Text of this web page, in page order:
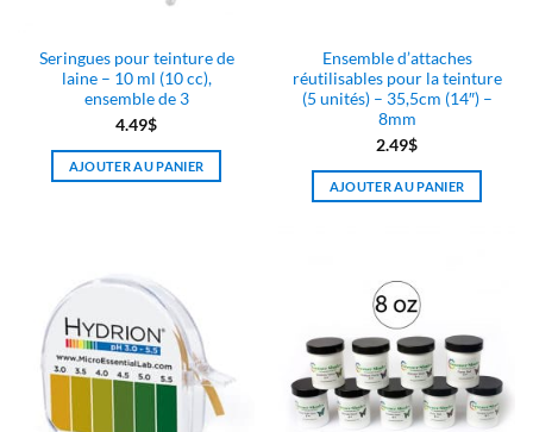
du
produit
Seringues pour teinture de
laine – 10 ml (10 cc),
ensemble de 3
4.49$
AJOUTER AU PANIER
Ensemble d’attaches
réutilisables pour la teinture
(5 unités) – 35,5cm (14″) –
8mm
2.49$
AJOUTER AU PANIER